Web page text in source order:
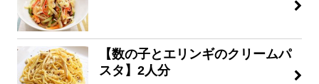
【数の子とエリンギのクリームパ
スタ】2人分